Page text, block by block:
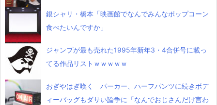
銀シャリ・橋本「映画館でなんでみんなポップコーン
食べたいんですか」
ジャンプが最も売れた1995年新年3・4合併号に載っ
てる作品リストｗｗｗｗｗ
おぎやはぎ嘆く パーカー、ハーフパンツに続きボデ
ィーバッグもダサい論争に「なんでおじさんだけ言わ